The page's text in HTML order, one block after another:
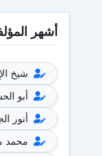
أشهر
شيخ
أبو
أنور
محمد